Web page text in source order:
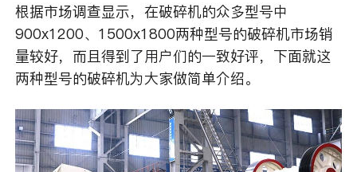
根据市场调查显示，在破碎机的众多型号中
900x1200、1500x1800两种型号的破碎机市场销
量较好，而且得到了用户们的一致好评，下面就这
两种型号的破碎机为大家做简单介绍。